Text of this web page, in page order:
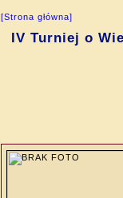
[Strona główna]
IV Turniej o